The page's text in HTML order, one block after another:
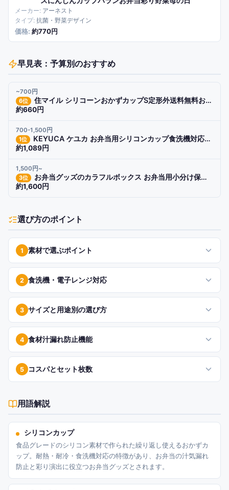
アーネスト
抗菌・野菜デザイン
約770円
早見表：予算別のおすすめ
~700円
6位 住マイル シリコーンおかずカップS定形外送料無料お弁当用シリコンおかずカップ電子レンジ対応冷凍可
約660円
700-1,500円
1位 KEYUCA ケユカ お弁当用シリコンカップ食洗機対応離乳食冷凍電子レンジ対応四角お弁当グッズおかず入れ
約1,089円
1,500円~
3位 お弁当グッズのカラフルボックス お弁当用小分け保存容器10ピースシリコンカップフタ付お弁当グッズ
約1,600円
選び方のポイント
1 素材で選ぶポイント
2 食洗機・電子レンジ対応
3 サイズと用途別の選び方
4 食材汁漏れ防止機能
5 コスパとセット枚数
用語解説
シリコンカップ
食品グレードのシリコン素材で作られた繰り返し使えるおかずカ
ップ。耐熱・耐冷・食洗機対応の特徴があり、お弁当の汁気漏れ
防止と彩り演出に役立つお弁当グッズとされます。